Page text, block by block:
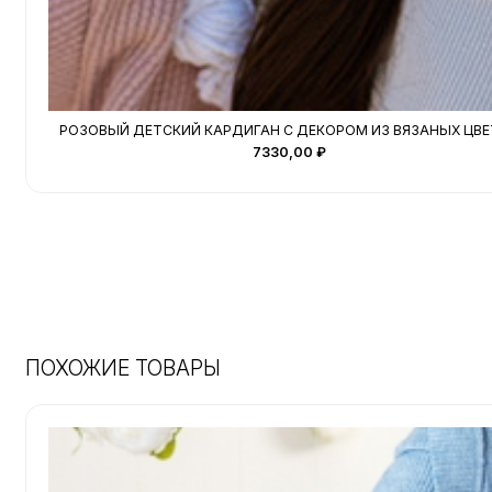
РОЗОВЫЙ ДЕТСКИЙ КАРДИГАН С ДЕКОРОМ ИЗ ВЯЗАНЫХ
7330,00 ₽
ПОХОЖИЕ ТОВАРЫ